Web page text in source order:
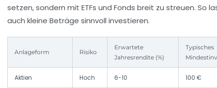
setzen, sondern mit ETFs und Fonds breit zu streuen. So
auch kleine Beträge sinnvoll investieren.
Anlageform Risiko
Erwartete
Jahresrendite (%)
Typisches
Aktien Hoch 6-10 100 €